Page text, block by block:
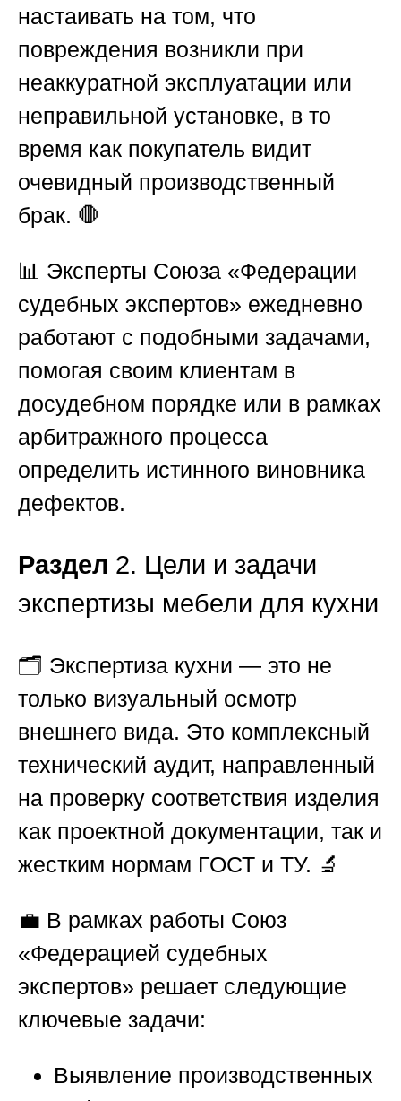
настаивать на том, что
повреждения возникли при
неаккуратной эксплуатации или
неправильной установке, в то
время как покупатель видит
очевидный производственный
брак. 🛑
📊 Эксперты Союза «Федерации
судебных экспертов» ежедневно
работают с подобными задачами,
помогая своим клиентам в
досудебном порядке или в рамках
арбитражного процесса
определить истинного виновника
дефектов.
Раздел 2. Цели и задачи
экспертизы мебели для кухни
🗂️ Экспертиза кухни — это не
только визуальный осмотр
внешнего вида. Это комплексный
технический аудит, направленный
на проверку соответствия изделия
как проектной документации, так и
жестким нормам ГОСТ и ТУ. 🔬
💼 В рамках работы Союз
«Федерацией судебных
экспертов» решает следующие
ключевые задачи:
Выявление производственных